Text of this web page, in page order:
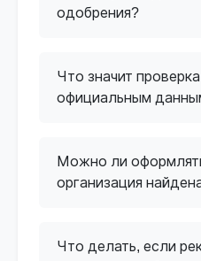
одобрения?
Что значит
официальным
Можно ли
организация
Что делать, если